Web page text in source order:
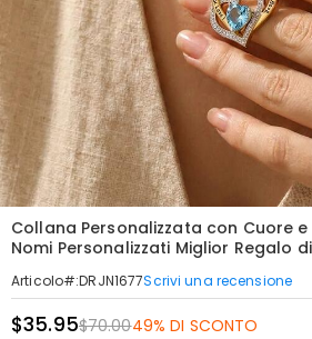
Collana Personalizzata con Cuore
Nomi Personalizzati Miglior Regalo
Articolo#:DRJN1677Scrivi una recensione
$35.95$70.0049% DI SCONTO